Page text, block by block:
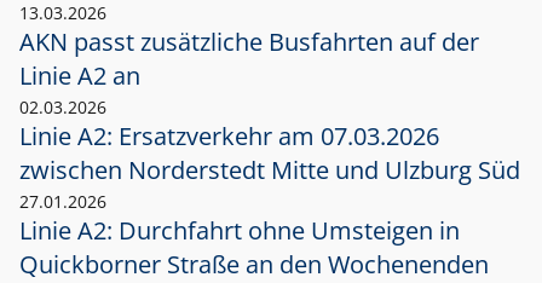
13.03.2026
AKN passt zusätzliche Busfahrten auf der
Linie A2 an
02.03.2026
Linie A2: Ersatzverkehr am 07.03.2026
zwischen Norderstedt Mitte und Ulzburg Süd
27.01.2026
Linie A2: Durchfahrt ohne Umsteigen in
Quickborner Straße an den Wochenenden